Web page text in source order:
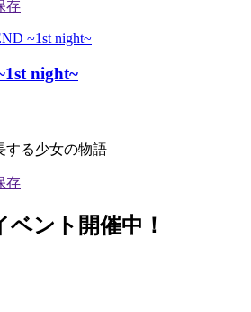
night~
する少女の物語
ント開催中！